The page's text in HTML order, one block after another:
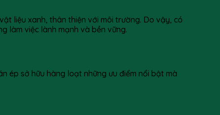
liệu xanh, thân thiện với môi trường. Do vậy, có
làm việc lành mạnh và bền vững.
ép sở hữu hàng loạt những ưu điểm nổi bật mà